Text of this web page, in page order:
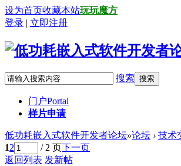
设为首页收藏本站玩玩魔方
登录 | 立即注册
搜索 搜索
门户Portal
样片申请
低功耗嵌入式软件开发者论坛»论坛 › 技术
12 / 2 页下一页
返回列表 发新帖